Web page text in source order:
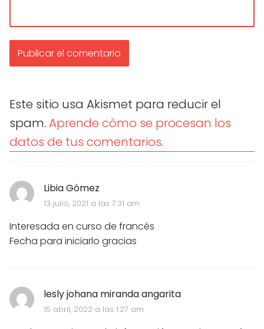
Libia Gómez
13 julio, 2021 a las 7:31 am
Interesada en curso de francés
Fecha para iniciarlo gracias
lesly johana miranda angarita
15 abril, 2022 a las 1:27 am
Este sitio usa Akismet para reducir el
spam. Aprende cómo se procesan los
datos de tus comentarios.